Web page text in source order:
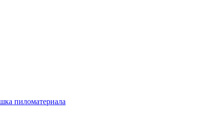
пиломатериала